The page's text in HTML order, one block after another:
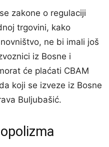
zakone o regulaciji
trgovini, kako
ne bi imali još
iz Bosne i
će plaćati CBAM
koji se izveze iz Bosne
Buljubašić.